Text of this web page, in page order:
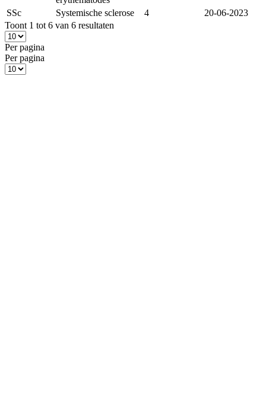
SSc
Systemische sclerose 4
20-06-2023
Toont 1 tot 6 van 6 resultaten
Per pagina
Per pagina